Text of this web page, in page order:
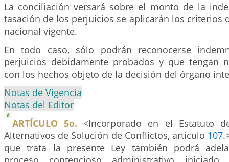
La conciliación versará sobre el monto de la
tasación de los perjuicios se aplicarán los criterios
nacional vigente.
En todo caso, sólo podrán reconocerse
perjuicios debidamente probados y que tengan
con los hechos objeto de la decisión del órgano
Notas de Vigencia
Notas del Editor
ARTÍCULO 5o. <Incorporado en el Estatuto
Alternativos de Solución de Conflictos, artículo 107
que trata la presente Ley también podrá